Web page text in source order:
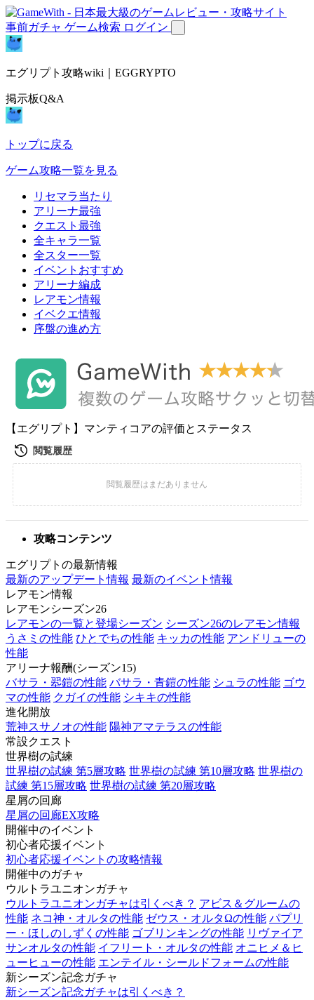
事前ガチャ ゲーム検索 ログイン
エグリプト攻略wiki｜EGGRYPTO
掲示板Q&A
トップに戻る
ゲーム攻略一覧を見る
リセマラ当たり
アリーナ最強
クエスト最強
全キャラ一覧
全スター一覧
イベントおすすめ
アリーナ編成
レアモン情報
イベクエ情報
序盤の進め方
【エグリプト】マンティコアの評価とステータス
攻略コンテンツ
エグリプトの最新情報
最新のアップデート情報 最新のイベント情報
レアモン情報
レアモンシーズン26
レアモンの一覧と登場シーズン シーズン26のレアモン情報
うさミの性能 ひとでちの性能 キッカの性能 アンドリューの
性能
アリーナ報酬(シーズン15)
バサラ・翆鎧の性能 バサラ・青鎧の性能 シュラの性能 ゴウ
マの性能 クガイの性能 シキキの性能
進化開放
荒神スサノオの性能 陽神アマテラスの性能
常設クエスト
世界樹の試練
世界樹の試練 第5層攻略 世界樹の試練 第10層攻略 世界樹の
試練 第15層攻略 世界樹の試練 第20層攻略
星屑の回廊
星屑の回廊EX攻略
開催中のイベント
初心者応援イベント
初心者応援イベントの攻略情報
開催中のガチャ
ウルトラユニオンガチャ
ウルトラユニオンガチャは引くべき？ アビス＆グルームの
性能 ネコ神・オルタの性能 ゼウス・オルタΩの性能 パプリ
ー・ほしのしずくの性能 ゴブリンキングの性能 リヴァイア
サンオルタの性能 イフリート・オルタの性能 オニヒメ＆ヒ
ューヒューの性能 エンテイル・シールドフォームの性能
新シーズン記念ガチャ
新シーズン記念ガチャは引くべき？